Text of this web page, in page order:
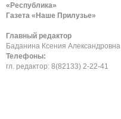
«Республика»
Газета «Наше Прилузье»
Главный редактор
Баданина Ксения Александровна
Телефоны:
гл. редактор: 8(82133) 2-22-41